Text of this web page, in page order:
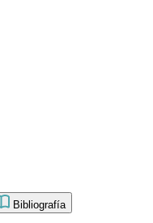
Bibliografía